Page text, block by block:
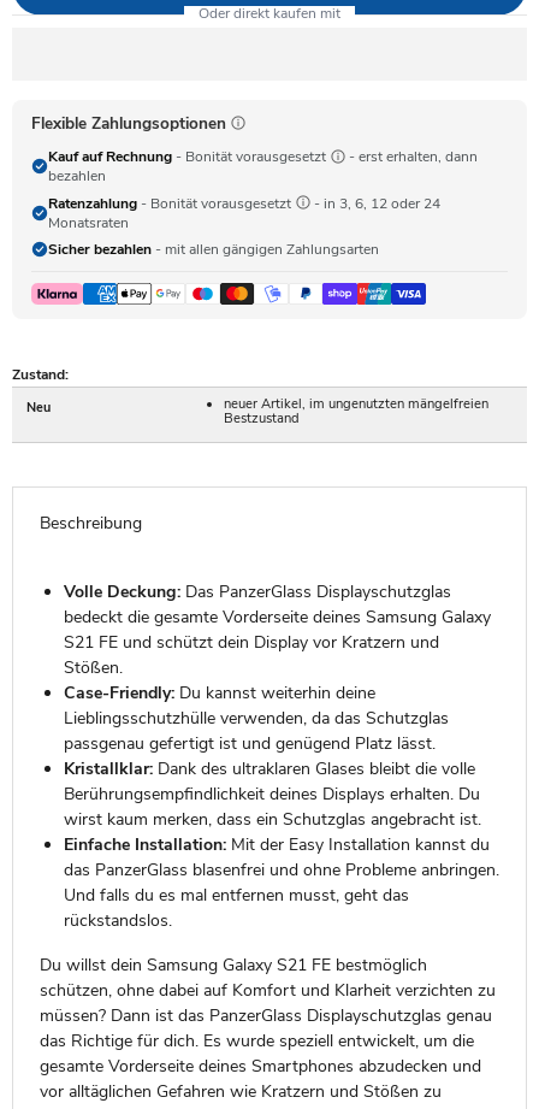
Flexible Zahlungsoptionen
Kauf auf Rechnung - Bonität vorausgesetzt
- erst erhalten, dann
bezahlen
Ratenzahlung - Bonität vorausgesetzt
- in 3, 6, 12 oder 24
Monatsraten
Sicher bezahlen - mit allen gängigen Zahlungsarten
Zustand:
Neu
neuer Artikel, im ungenutzten mängelfreien
Bestzustand
Beschreibung
Volle Deckung:Das PanzerGlass Displayschutzglas
bedeckt die gesamte Vorderseite deines Samsung Galaxy
S21 FE und schützt dein Display vor Kratzern und
Stößen.
Case-Friendly:Du kannst weiterhin deine
Lieblingsschutzhülle verwenden, da das Schutzglas
passgenau gefertigt ist und genügend Platz lässt.
Kristallklar:Dank des ultraklaren Glases bleibt die volle
Berührungsempfindlichkeit deines Displays erhalten. Du
wirst kaum merken, dass ein Schutzglas angebracht ist.
Einfache Installation:Mit der Easy Installation kannst du
das PanzerGlass blasenfrei und ohne Probleme anbringen.
Und falls du es mal entfernen musst, geht das
rückstandslos.
Du willst dein Samsung Galaxy S21 FE bestmöglich
schützen, ohne dabei auf Komfort und Klarheit verzichten zu
müssen? Dann ist das PanzerGlass Displayschutzglas genau
das Richtige für dich. Es wurde speziell entwickelt, um die
gesamte Vorderseite deines Smartphones abzudecken und
vor alltäglichen Gefahren wie Kratzern und Stößen zu